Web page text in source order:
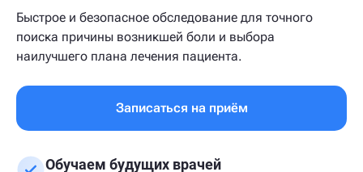
Быстрое и безопасное обследование для точного
поиска причины возникшей боли и выбора
наилучшего плана лечения пациента.
Записаться на приём
Обучаем будущих врачей